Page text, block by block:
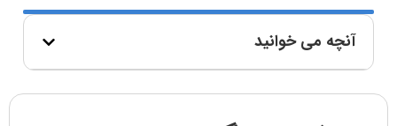
آنچه می خوانید